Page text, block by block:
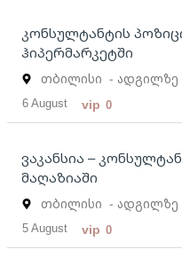
კონსულტანტის
ჰიპერმარკეტში
თბილისი - ადგილზე
6 August vip 0
ვაკანსია –
მაღაზიაში
თბილისი - ადგილზე
5 August vip 0